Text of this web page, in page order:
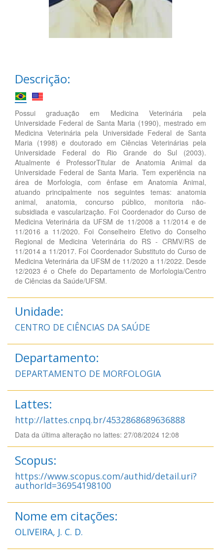
Descrição:
Possui graduação em Medicina Veterinária pela
Universidade Federal de Santa Maria (1990), mestrado em
Medicina Veterinária pela Universidade Federal de Santa
Maria (1998) e doutorado em Ciências Veterinárias pela
Universidade Federal do Rio Grande do Sul (2003).
Atualmente é ProfessorTitular de Anatomia Animal da
Universidade Federal de Santa Maria. Tem experiência na
área de Morfologia, com ênfase em Anatomia Animal,
atuando principalmente nos seguintes temas: anatomia
animal, anatomia, concurso público, monitoria não-
subsidiada e vascularização. Foi Coordenador do Curso de
Medicina Veterinária da UFSM de 11/2008 a 11/2014 e de
11/2016 a 11/2020. Foi Conselheiro Efetivo do Conselho
Regional de Medicina Veterinária do RS - CRMV/RS de
11/2014 a 11/2017. Foi Coordenador Substituto do Curso de
Medicina Veterinária da UFSM de 11/2020 a 11/2022. Desde
12/2023 é o Chefe do Departamento de Morfologia/Centro
de Ciências da Saúde/UFSM.
Unidade:
CENTRO DE CIÊNCIAS DA SAÚDE
Departamento:
DEPARTAMENTO DE MORFOLOGIA
Lattes:
http://lattes.cnpq.br/4532868689636888
Data da última alteração no lattes: 27/08/2024 12:08
Scopus:
https://www.scopus.com/authid/detail.uri?
authorId=36954198100
Nome em citações:
OLIVEIRA, J. C. D.